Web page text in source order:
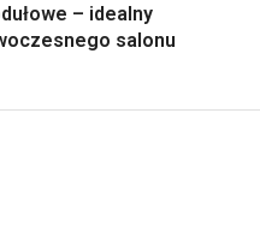
– idealny
salonu